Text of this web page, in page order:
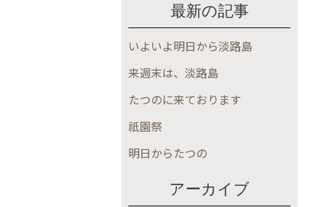
最新の記事
いよいよ明日から淡路島
来週末は、淡路島
たつのに来ております
祇園祭
明日からたつの
アーカイブ